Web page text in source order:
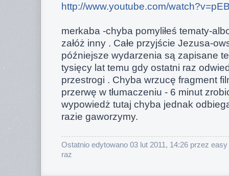
http://www.youtube.com/
merkaba -chyba pomyliłeś tematy-
załóż inny . Całe przyjście Jezusa-
późniejsze wydarzenia są zapisane
tysięcy lat temu gdy ostatni raz
przestrogi . Chyba wrzucę fragment
przerwę w tłumaczeniu - 6 minut
wypowiedż tutaj chyba jednak
razie gaworzymy.
Ostatnio edytowano 03 lut 2011, 14:26 przez
raz